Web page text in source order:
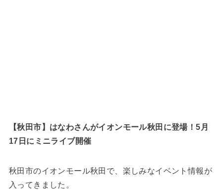
【秋田市】はなわさんがイオンモール秋田に登場！5月
17日にミニライブ開催
秋田市のイオンモール秋田で、楽しみなイベント情報が
入ってきました。